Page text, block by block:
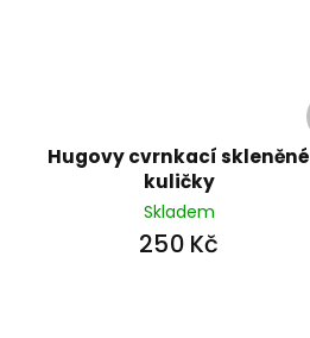
Hugovy cvrnkací skleněné
kuličky
Skladem
250 Kč